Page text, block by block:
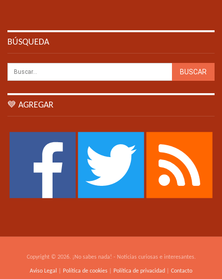
BÚSQUEDA
💙 AGREGAR
Copyright © 2026. ¡No sabes nada! - Noticias curiosas e interesantes.
Aviso Legal Política de cookies Política de privacidad Contacto